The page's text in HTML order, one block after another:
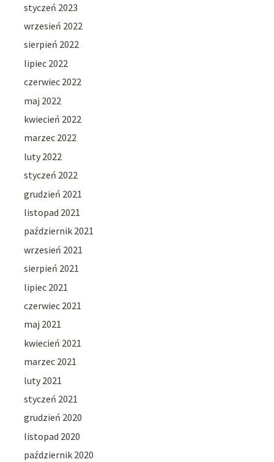
styczeń 2023
wrzesień 2022
sierpień 2022
lipiec 2022
czerwiec 2022
maj 2022
kwiecień 2022
marzec 2022
luty 2022
styczeń 2022
grudzień 2021
listopad 2021
październik 2021
wrzesień 2021
sierpień 2021
lipiec 2021
czerwiec 2021
maj 2021
kwiecień 2021
marzec 2021
luty 2021
styczeń 2021
grudzień 2020
listopad 2020
październik 2020